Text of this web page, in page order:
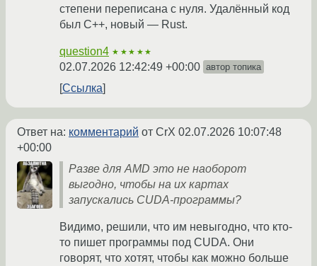
степени переписана с нуля. Удалённый код
был C++, новый — Rust.
question4 ★★★★★
02.07.2026 12:42:49 +00:00 автор топика
Ссылка
Ответ на: комментарий от CrX 02.07.2026 10:07:48
+00:00
Разве для AMD это не наоборот
выгодно, чтобы на их картах
запускались CUDA-программы?
Видимо, решили, что им невыгодно, что кто-
то пишет программы под CUDA. Они
говорят, что хотят, чтобы как можно больше